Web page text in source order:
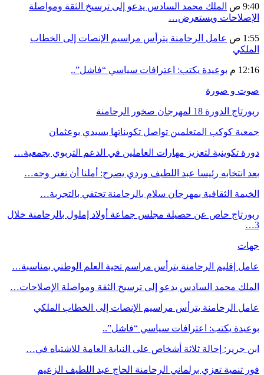
9:40 ص
الملك محمد السادس يدعو إلى ترسيخ الثقة ومواصلة
الإصلاحات ويستعرض…
1:55 ص
عامل الرحامنة يترأس مراسيم الإنصات إلى الخطاب
الملكي
12:16 م بوعيدة يكتب: اعترافات سياسي “فاشل”..
صوت و صورة
ربورتاج الدورة 18 لمهرجان صخور الرحامنة
جمعية كوكب المتعلمين تواصل تكويناتها بسيدي بوعثمان
دورة تكوينية لتعزيز مهارات العاملين في الدعم التربوي بجمعية…
بعد انتخابه رئيسا عبد اللطيف وردي يصرح: أملنا أن نغير وجه…
الخيمة الثقافية بمهرجان سلام بالرحامنة تحتفي بالتجربة…
ربورتاج خاص عن حصيلة مجلس جماعة أولاد إملول بالرحامنة خلال
3…
جهات
عامل إقليم الرحامنة يترأس مراسم تحية العلم الوطني بمناسبة…
الملك محمد السادس يدعو إلى ترسيخ الثقة ومواصلة الإصلاحات…
عامل الرحامنة يترأس مراسيم الإنصات إلى الخطاب الملكي
بوعيدة يكتب: اعترافات سياسي “فاشل”..
ابن جرير: إحالة ثلاثة أشخاص على النيابة العامة للاشتباه في…
فور تنمية تعزي برلماني الرحامنة الحاج عبد اللطيف الزعيم